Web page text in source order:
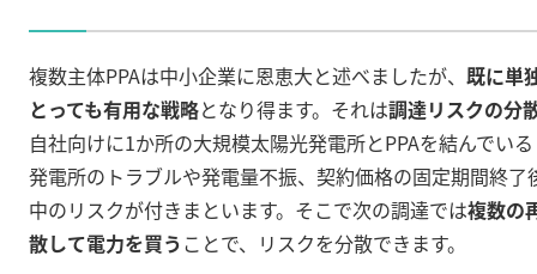
複数主体PPAは中小企業に恩恵大と述べましたが、 既に単
とっても有用な戦略となり得ます。それは調達リスクの分
自社向けに1か所の大規模太陽光発電所とPPAを結んでい
発電所のトラブルや発電量不振、契約価格の固定期間終了
中のリスクが付きまといます。そこで次の調達では複数の
散して電力を買うことで、リスクを分散できます。